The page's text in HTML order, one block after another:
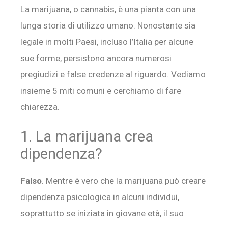
La marijuana, o cannabis, è una pianta con una
lunga storia di utilizzo umano. Nonostante sia
legale in molti Paesi, incluso l’Italia per alcune
sue forme, persistono ancora numerosi
pregiudizi e false credenze al riguardo. Vediamo
insieme 5 miti comuni e cerchiamo di fare
chiarezza.
1. La marijuana crea
dipendenza?
Falso. Mentre è vero che la marijuana può creare
dipendenza psicologica in alcuni individui,
soprattutto se iniziata in giovane età, il suo